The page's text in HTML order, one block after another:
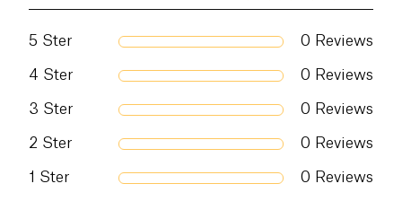
5 Ster 0 Reviews
4 Ster 0 Reviews
3 Ster 0 Reviews
2 Ster 0 Reviews
1 Ster 0 Reviews